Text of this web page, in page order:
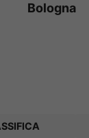
Bologna